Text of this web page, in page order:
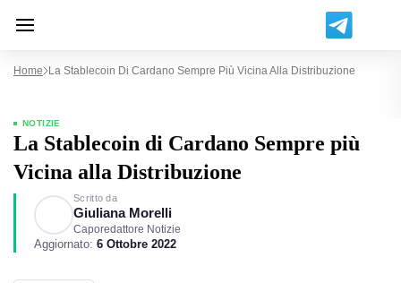
Home La Stablecoin Di Cardano Sempre Più Vicina Alla Distribuzione
NOTIZIE
La Stablecoin di Cardano Sempre più
Vicina alla Distribuzione
Scritto da
Giuliana Morelli
Caporedattore Notizie
Aggiornato: 6 Ottobre 2022